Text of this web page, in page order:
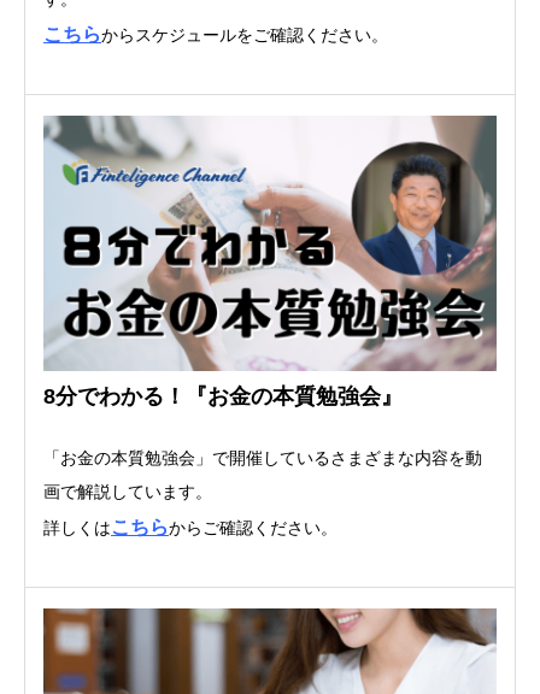
こちらからスケジュールをご確認ください。
8分でわかる！『お金の本質勉強会』
「お金の本質勉強会」で開催しているさまざまな内容を動
画で解説しています。
詳しくはこちらからご確認ください。